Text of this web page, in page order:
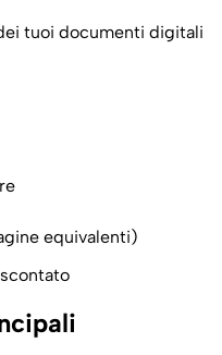
tuoi documenti digitali
equivalenti)